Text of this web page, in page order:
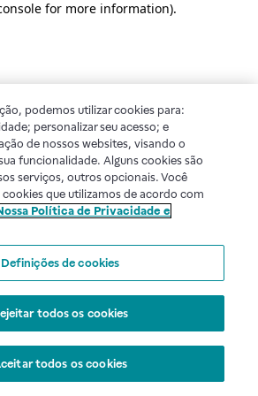
for more information).
podemos utilizar cookies para:
personalizar seu acesso; e
de nossos websites, visando o
funcionalidade. Alguns cookies são
serviços, outros opcionais. Você
que utilizamos de acordo com
Política de Privacidade e
Definições de cookies
todos os cookies
todos os cookies